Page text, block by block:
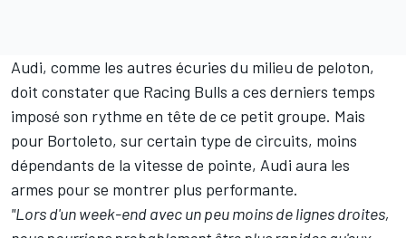
Audi, comme les autres écuries du milieu de peloton,
doit constater que Racing Bulls a ces derniers temps
imposé son rythme en tête de ce petit groupe. Mais
pour Bortoleto, sur certain type de circuits, moins
dépendants de la vitesse de pointe, Audi aura les
armes pour se montrer plus performante.
"Lors d'un week-end avec un peu moins de lignes droites,